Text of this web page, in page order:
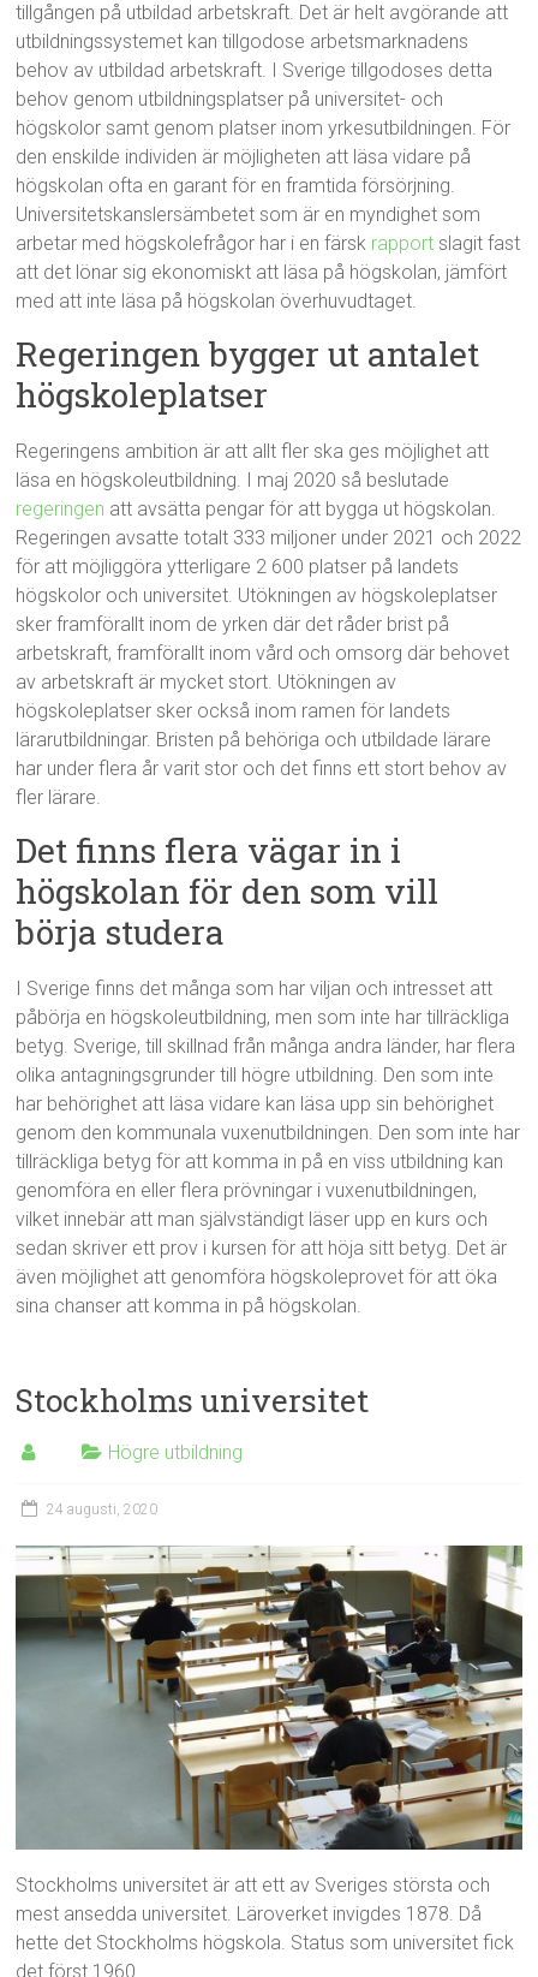
tillgången på utbildad arbetskraft. Det är helt avgörande att
utbildningssystemet kan tillgodose arbetsmarknadens
behov av utbildad arbetskraft. I Sverige tillgodoses detta
behov genom utbildningsplatser på universitet- och
högskolor samt genom platser inom yrkesutbildningen. För
den enskilde individen är möjligheten att läsa vidare på
högskolan ofta en garant för en framtida försörjning.
Universitetskanslersämbetet som är en myndighet som
arbetar med högskolefrågor har i en färsk rapport slagit fast
att det lönar sig ekonomiskt att läsa på högskolan, jämfört
med att inte läsa på högskolan överhuvudtaget.
Regeringen bygger ut antalet
högskoleplatser
Regeringens ambition är att allt fler ska ges möjlighet att
läsa en högskoleutbildning. I maj 2020 så beslutade
regeringen att avsätta pengar för att bygga ut högskolan.
Regeringen avsatte totalt 333 miljoner under 2021 och 2022
för att möjliggöra ytterligare 2 600 platser på landets
högskolor och universitet. Utökningen av högskoleplatser
sker framförallt inom de yrken där det råder brist på
arbetskraft, framförallt inom vård och omsorg där behovet
av arbetskraft är mycket stort. Utökningen av
högskoleplatser sker också inom ramen för landets
lärarutbildningar. Bristen på behöriga och utbildade lärare
har under flera år varit stor och det finns ett stort behov av
fler lärare.
Det finns flera vägar in i
högskolan för den som vill
börja studera
I Sverige finns det många som har viljan och intresset att
påbörja en högskoleutbildning, men som inte har tillräckliga
betyg. Sverige, till skillnad från många andra länder, har flera
olika antagningsgrunder till högre utbildning. Den som inte
har behörighet att läsa vidare kan läsa upp sin behörighet
genom den kommunala vuxenutbildningen. Den som inte har
tillräckliga betyg för att komma in på en viss utbildning kan
genomföra en eller flera prövningar i vuxenutbildningen,
vilket innebär att man självständigt läser upp en kurs och
sedan skriver ett prov i kursen för att höja sitt betyg. Det är
även möjlighet att genomföra högskoleprovet för att öka
sina chanser att komma in på högskolan.
Stockholms universitet
Högre utbildning
24 augusti, 2020
Stockholms universitet är att ett av Sveriges största och
mest ansedda universitet. Läroverket invigdes 1878. Då
hette det Stockholms högskola. Status som universitet fick
det först 1960.